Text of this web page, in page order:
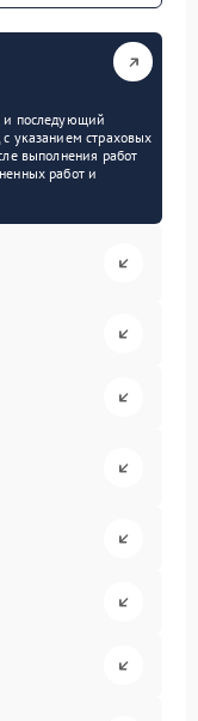
и последующий
указанием страховых
выполнения работ
работ и